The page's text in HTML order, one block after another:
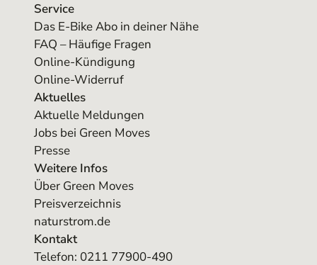
Service
Das E-Bike Abo in deiner Nähe
FAQ – Häufige Fragen
Online-Kündigung
Online-Widerruf
Aktuelles
Aktuelle Meldungen
Jobs bei Green Moves
Presse
Weitere Infos
Über Green Moves
Preisverzeichnis
naturstrom.de
Kontakt
Telefon: 0211 77900-490